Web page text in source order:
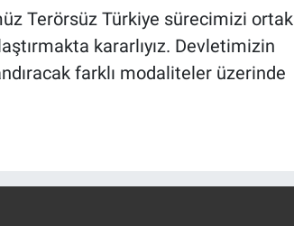
Terörsüz Türkiye sürecimizi ortak
kararlıyız. Devletimizin
farklı modaliteler üzerinde